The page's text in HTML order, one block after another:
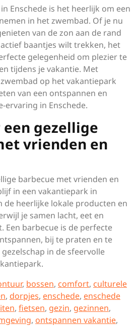
Enschede is het heerlijk om een
in het zwembad. Of je nu
van de zon aan de rand
baantjes wilt trekken, het
gelegenheid om plezier te
tijdens je vakantie. Met
op het vakantiepark
van een ontspannen en
ervaring in Enschede.
gezellige
vrienden en
barbecue met vrienden en
in een vakantiepark in
de heerlijke lokale producten en
je samen lacht, eet en
Een barbecue is de perfecte
bij te praten en te
in de sfeervolle
, bossen, comfort, culturele
, dorpjes, enschede, enschede
, fietsen, gezin, gezinnen,
, ontspannen vakantie,